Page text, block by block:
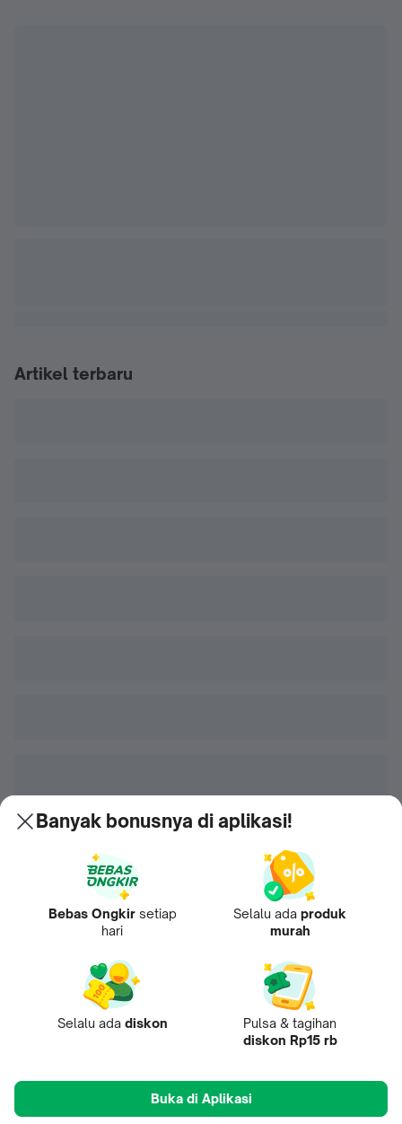
Artikel terbaru
Banyak bonusnya di aplikasi!
Bebas Ongkir setiap
hari
Selalu ada produk
murah
Selalu ada diskon
Pulsa & tagihan
diskon Rp15 rb
Buka di Aplikasi